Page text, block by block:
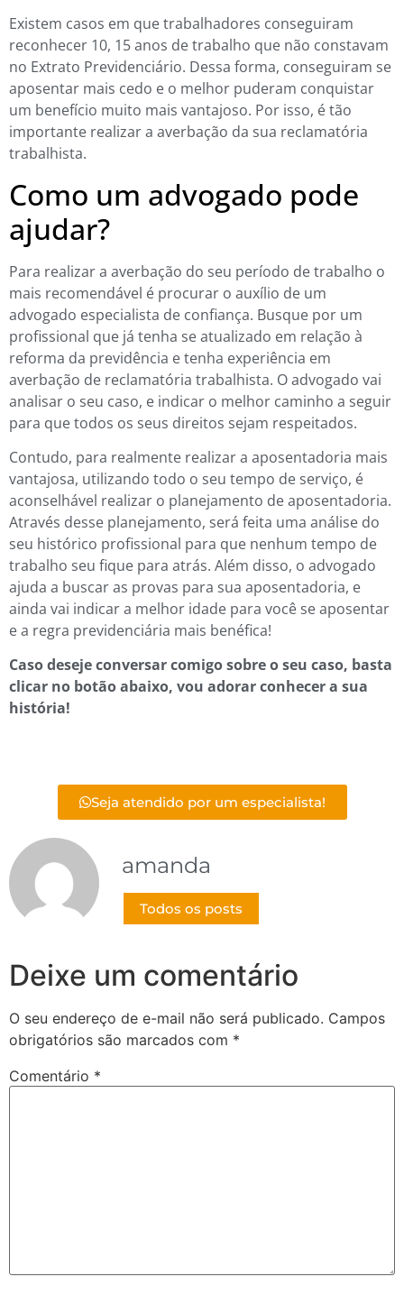
Existem casos em que trabalhadores conseguiram
reconhecer 10, 15 anos de trabalho que não constavam
no Extrato Previdenciário. Dessa forma, conseguiram se
aposentar mais cedo e o melhor puderam conquistar
um benefício muito mais vantajoso. Por isso, é tão
importante realizar a averbação da sua reclamatória
trabalhista.
Como um advogado pode
ajudar?
Para realizar a averbação do seu período de trabalho o
mais recomendável é procurar o auxílio de um
advogado especialista de confiança. Busque por um
profissional que já tenha se atualizado em relação à
reforma da previdência e tenha experiência em
averbação de reclamatória trabalhista. O advogado vai
analisar o seu caso, e indicar o melhor caminho a seguir
para que todos os seus direitos sejam respeitados.
Contudo, para realmente realizar a aposentadoria mais
vantajosa, utilizando todo o seu tempo de serviço, é
aconselhável realizar o planejamento de aposentadoria.
Através desse planejamento, será feita uma análise do
seu histórico profissional para que nenhum tempo de
trabalho seu fique para atrás. Além disso, o advogado
ajuda a buscar as provas para sua aposentadoria, e
ainda vai indicar a melhor idade para você se aposentar
e a regra previdenciária mais benéfica!
Caso deseje conversar comigo sobre o seu caso, basta
clicar no botão abaixo, vou adorar conhecer a sua
história!
Seja atendido por um especialista!
amanda
Todos os posts
Deixe um comentário
O seu endereço de e-mail não será publicado. Campos
obrigatórios são marcados com *
Comentário *